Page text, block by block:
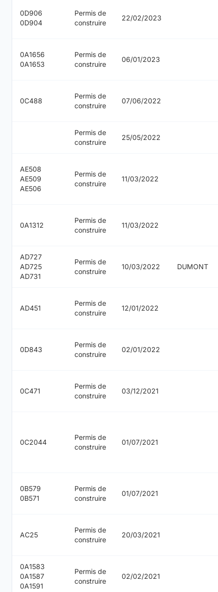
0D906
0D904
Permis de
construire
22/02/2023
0A1656
0A1653
Permis de
construire
06/01/2023
0C488
Permis de
construire
07/06/2022
Permis de
construire
25/05/2022
AE508
AE509
AE506
Permis de
construire
11/03/2022
0A1312
Permis de
construire
11/03/2022
AD727
AD725
AD731
Permis de
construire
10/03/2022 DUMONT
AD451
Permis de
construire
12/01/2022
0D843
Permis de
construire
02/01/2022
0C471
Permis de
construire
03/12/2021
0C2044
Permis de
construire
01/07/2021
0B579
0B571
Permis de
construire
01/07/2021
AC25
Permis de
construire
20/03/2021
0A1583
0A1587
0A1591
Permis de
construire
02/02/2021